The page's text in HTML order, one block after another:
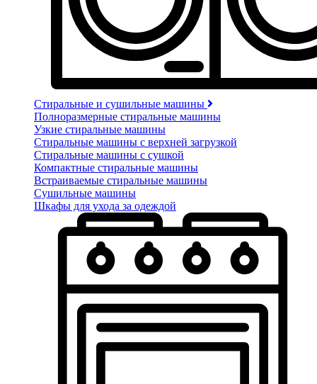
Стиральные и сушильные машины
Полноразмерные стиральные машины
Узкие стиральные машины
Стиральные машины с верхней загрузкой
Стиральные машины с сушкой
Компактные стиральные машины
Встраиваемые стиральные машины
Сушильные машины
Шкафы для ухода за одеждой